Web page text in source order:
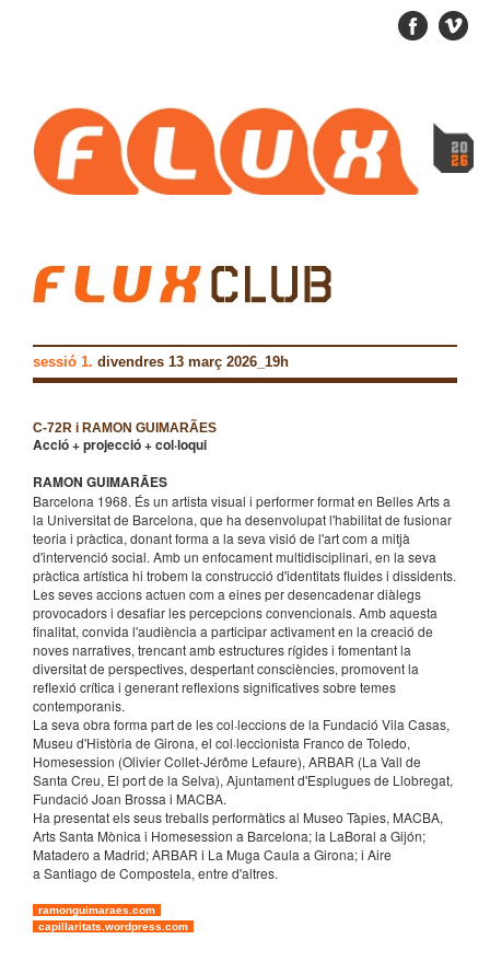
sessió 1. divendres 13 març 2026_19h
C-72R i RAMON GUIMARÃES
Acció + projecció + col·loqui
RAMON GUIMARÃES
Barcelona 1968. És un artista visual i performer format en Belles Arts a
la Universitat de Barcelona, que ha desenvolupat l'habilitat de fusionar
teoria i pràctica, donant forma a la seva visió de l'art com a mitjà
d'intervenció social. Amb un enfocament multidisciplinari, en la seva
pràctica artística hi trobem la construcció d'identitats fluides i dissidents.
Les seves accions actuen com a eines per desencadenar diàlegs
provocadors i desafiar les percepcions convencionals. Amb aquesta
finalitat, convida l'audiència a participar activament en la creació de
noves narratives, trencant amb estructures rígides i fomentant la
diversitat de perspectives, despertant consciències, promovent la
reflexió crítica i generant reflexions significatives sobre temes
contemporanis.
La seva obra forma part de les col·leccions de la Fundació Vila Casas,
Museu d'Història de Girona, el col·leccionista Franco de Toledo,
Homesession (Olivier Collet-Jérôme Lefaure), ARBAR (La Vall de
Santa Creu, El port de la Selva), Ajuntament d'Esplugues de Llobregat,
Fundació Joan Brossa i MACBA.
Ha presentat els seus treballs performàtics al Museo Tàpies, MACBA,
Arts Santa Mònica i Homesession a Barcelona; la LaBoral a Gijón;
Matadero a Madrid; ARBAR i La Muga Caula a Girona; i Aire
a Santiago de Compostela, entre d'altres.
ramonguimaraes.com
capillaritats.wordpress.com